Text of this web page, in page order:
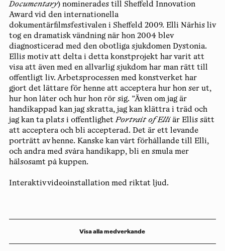
Documentary) nominerades till Sheffeld Innovation
Award vid den internationella
dokumentärfilmsfestivalen i Sheffeld 2009. Elli Närhis liv
tog en dramatisk vändning när hon 2004 blev
diagnosticerad med den obotliga sjukdomen Dystonia.
Ellis motiv att delta i detta konstprojekt har varit att
visa att även med en allvarlig sjukdom har man rätt till
offentligt liv. Arbetsprocessen med konstverket har
gjort det lättare för henne att acceptera hur hon ser ut,
hur hon låter och hur hon rör sig. ”Även om jag är
handikappad kan jag skratta, jag kan klättra i träd och
jag kan ta plats i offentlighetPortrait of Elliär Ellis sätt
att acceptera och bli accepterad. Det är ett levande
porträtt av henne. Kanske kan vårt förhållande till Elli,
och andra med svåra handikapp, bli en smula mer
hälsosamt på kuppen.
Interaktiv videoinstallation med riktat ljud.
Visa alla medverkande